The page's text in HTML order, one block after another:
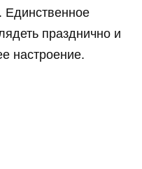
Единственное
празднично и
настроение.